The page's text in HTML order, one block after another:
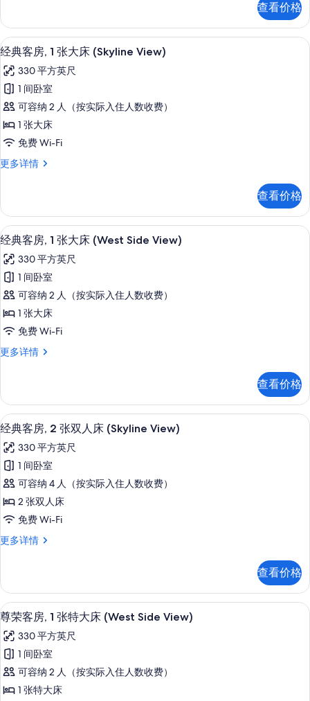
大
床,
可
进
入
俱
乐
部
酒
所
有
照
片
1
张
特
床,
可
进
入
俱
乐
部
酒
信
息
查看价格
显
示
经
典
客
房,
张
床
(Skyline
View)
的
所
有
照
片
高档床上用品、客房内保险箱、办公
6
经典客房, 1 张大床 (Skyline View)
330 平方英尺
1 间卧室
可容纳 2 人（按实际入住人数收费）
1 张大床
免费 Wi-Fi
更多详情
经
1
张
大
(Skyline
View)
更
多
信
息
查看价格
显
示
经
典
客
房,
张
床
(West
Side
View)
的
所
有
照
高档床上用品、客房内保险箱、办公
6
经典客房, 1 张大床 (West Side View)
330 平方英尺
1 间卧室
可容纳 2 人（按实际入住人数收费）
1 张大床
免费 Wi-Fi
更多详情
经
1
张
大
(West
Side
View)
更
多
信
息
查看价格
显
示
经
典
客
房,
张
人
床
(Skyline
View)
的
所
有
高档床上用品、客房内保险箱、办公
5
经典客房, 2 张双人床 (Skyline View)
330 平方英尺
1 间卧室
可容纳 4 人（按实际入住人数收费）
2 张双人床
免费 Wi-Fi
更多详情
经
2
张
双
人
床
(Skyline
View)
更
多
查看价格
显
示
尊
荣
客
高档床上用品、客房内保险箱、办公
5
尊荣客房, 1 张特大床 (West Side View)
330 平方英尺
1 间卧室
可容纳 2 人（按实际入住人数收费）
1 张特大床